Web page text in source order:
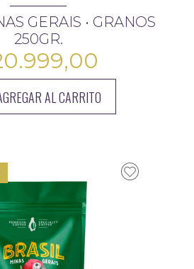
GERAIS • GRANOS
250GR.
AL CARRITO